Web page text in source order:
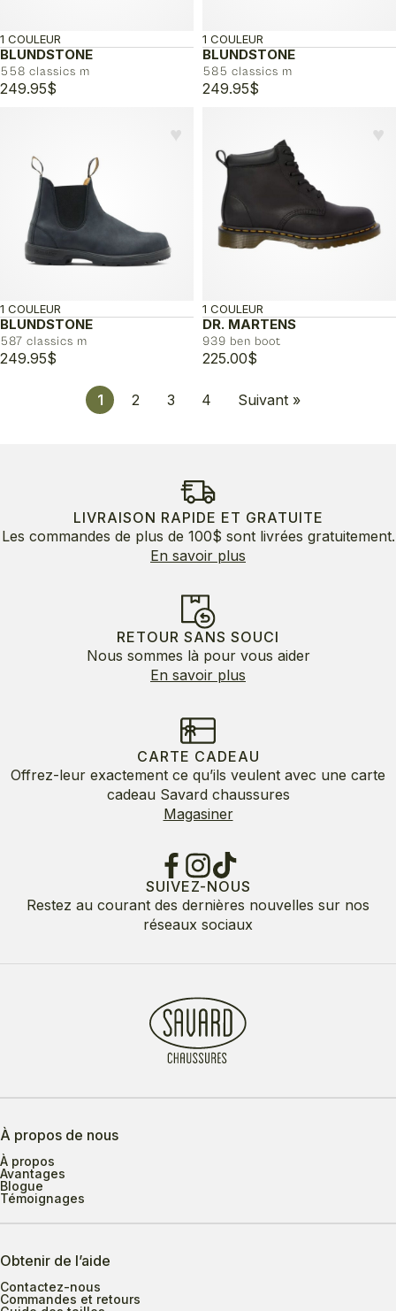
BLUNDSTONE
558 classics m
1 COULEUR
249.95$
BLUNDSTONE
585 classics m
1 COULEUR
249.95$
♥︎
BLUNDSTONE
587 classics m
1 COULEUR
249.95$
♥︎
DR. MARTENS
939 ben boot
1 COULEUR
225.00$
1 2 3 4 Suivant »
LIVRAISON RAPIDE ET GRATUITE
Les commandes de plus de 100$ sont livrées gratuitement.
En savoir plus
RETOUR SANS SOUCI
Nous sommes là pour vous aider
En savoir plus
CARTE CADEAU
Offrez-leur exactement ce qu’ils veulent avec une carte
cadeau Savard chaussures
Magasiner
SUIVEZ-NOUS
Restez au courant des dernières nouvelles sur nos
réseaux sociaux
À propos de nous
À propos
Avantages
Blogue
Témoignages
Obtenir de l’aide
Contactez-nous
Commandes et retours